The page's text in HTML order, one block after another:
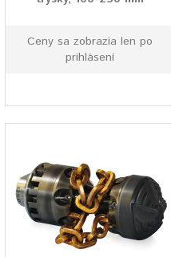
Ceny sa zobrazia len po
prihlásení